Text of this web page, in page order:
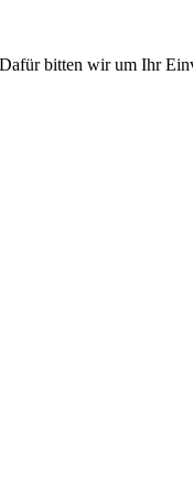
bitten wir um Ihr